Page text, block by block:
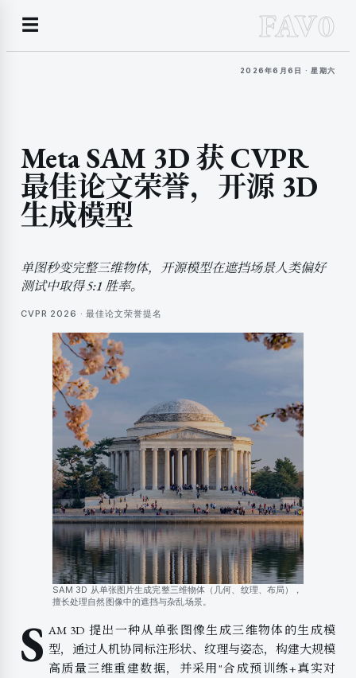
☰ FAV0
2026年6月6日 · 星期六
Meta SAM 3D 获 CVPR
最佳论文荣誉，开源 3D
生成模型
单图秒变完整三维物体，开源模型在遮挡场景人类偏好
测试中取得 5:1 胜率。
CVPR 2026 · 最佳论文荣誉提名
SAM 3D 从单张图片生成完整三维物体（几何、纹理、布局），
擅长处理自然图像中的遮挡与杂乱场景。
S AM 3D 提出一种从单张图像生成三维物体的生成模
型，通过人机协同标注形状、纹理与姿态，构建大规模
高质量三维重建数据，并采用"合成预训练+真实对